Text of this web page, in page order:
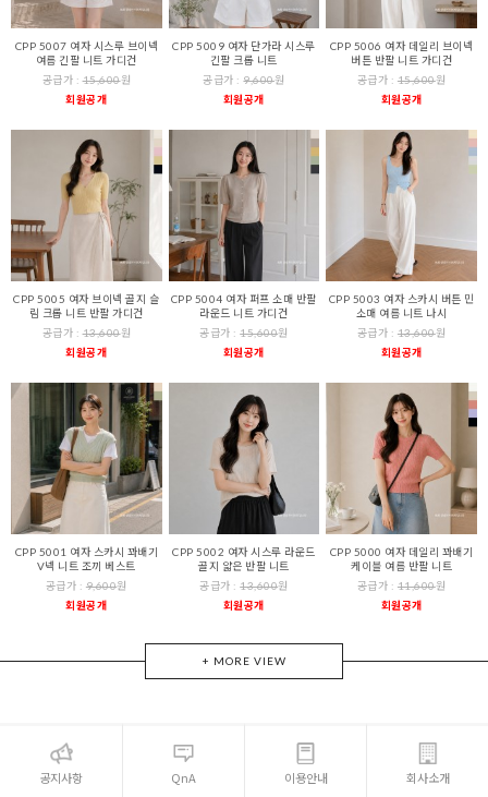
CPP 5007 여자 시스루 브이넥
여름 긴팔 니트 가디건
공급가 :15,600원
회원공개
CPP 5009 여자 단가라 시스루
긴팔 크롭 니트
공급가 :9,600원
회원공개
CPP 5006 여자 데일리 브이넥
버튼 반팔 니트 가디건
공급가 : 15,600원
회원공개
CPP 5005 여자 브이넥 골지 슬
림 크롭 니트 반팔 가디건
공급가 :13,600원
회원공개
CPP 5004 여자 퍼프 소매 반팔
라운드 니트 가디건
공급가 :15,600원
회원공개
CPP 5003 여자 스카시 버튼 민
소매 여름 니트 나시
공급가 : 13,600원
회원공개
CPP 5001 여자 스카시 꽈배기
V넥 니트 조끼 베스트
공급가 : 9,600원
회원공개
CPP 5002 여자 시스루 라운드
골지 얇은 반팔 니트
공급가 :13,600원
회원공개
CPP 5000 여자 데일리 꽈배기
케이블 여름 반팔 니트
공급가 : 11,600원
회원공개
+ MORE VIEW
공지사항 QnA 이용안내 회사소개